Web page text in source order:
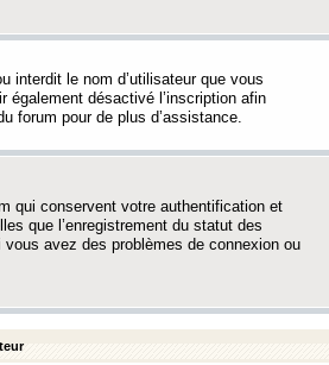
interdit le nom d’utilisateur que vous
également désactivé l’inscription afin
forum pour de plus d’assistance.
qui conservent votre authentification et
que l’enregistrement du statut des
avez des problèmes de connexion ou